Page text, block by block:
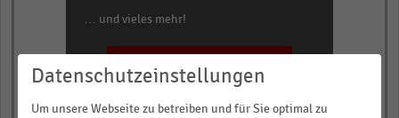
End
… und vieles mehr!
Datenschutzeinstellungen
Um unsere Webseite zu betreiben und für Sie optimal zu